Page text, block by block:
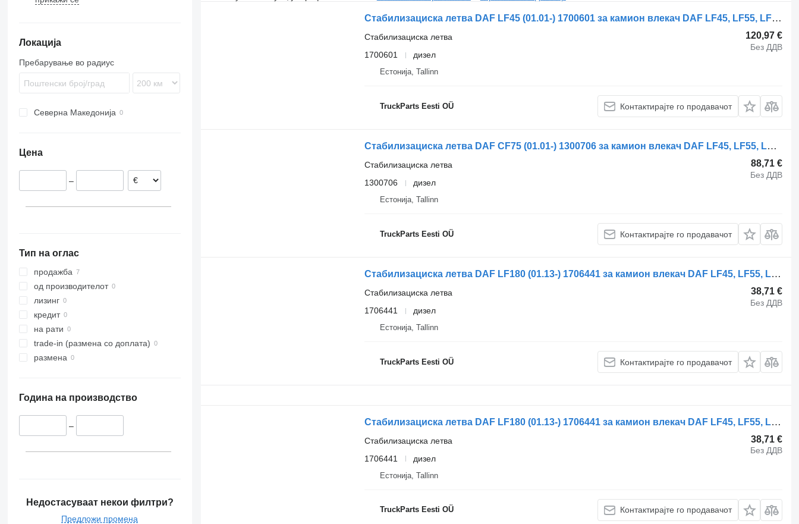
Axor
FM
VNL
Локација
Пребарување во радиус
Северна Македонија
Цена
–
Тип на оглас
продажба
од производителот
лизинг
кредит
на рати
trade-in (размена со доплата)
размена
Година на производство
–
Недостасуваат некои филтри?
Предложи промена
Стабилизациска летва DAF LF45 (01.01-) 1700601 за камион влекач DAF LF45, LF55, LF180, CF65, CF75, CF85 (2001-)
120,97 €
Без ДДВ
Стабилизациска летва
1700601
дизел
Естонија, Tallinn
TruckParts Eesti OÜ Контактирајте го продавачот
Стабилизациска летва DAF CF75 (01.01-) 1300706 за камион влекач DAF LF45, LF55, LF180, CF65, CF75, CF85 (2001-)
88,71 €
Без ДДВ
Стабилизациска летва
1300706
дизел
Естонија, Tallinn
TruckParts Eesti OÜ Контактирајте го продавачот
Стабилизациска летва DAF LF180 (01.13-) 1706441 за камион влекач DAF LF45, LF55, LF180, CF65, CF75, CF85 (2001-)
38,71 €
Без ДДВ
Стабилизациска летва
1706441
дизел
Естонија, Tallinn
TruckParts Eesti OÜ Контактирајте го продавачот
Стабилизациска летва DAF LF180 (01.13-) 1706441 за камион влекач DAF LF45, LF55, LF180, CF65, CF75, CF85 (2001-)
38,71 €
Без ДДВ
Стабилизациска летва
1706441
дизел
Естонија, Tallinn
TruckParts Eesti OÜ Контактирајте го продавачот